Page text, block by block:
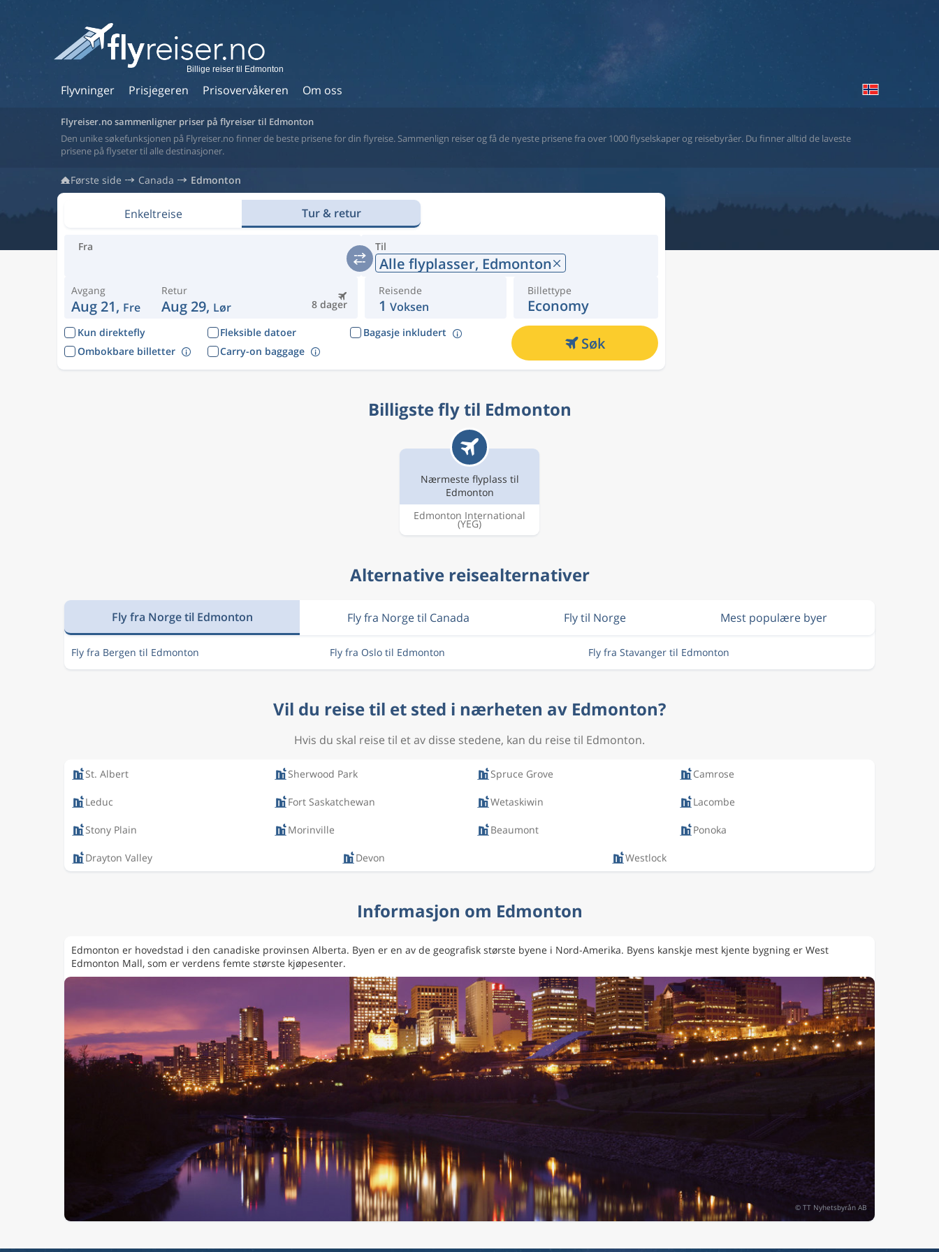
Flyvninger Prisjegeren Prisovervåkeren Om oss
Billige reiser til Edmonton
Flyreiser.no sammenligner priser på flyreiser til Edmonton
Den unike søkefunksjonen på Flyreiser.no finner de beste prisene for din flyreise. Sammenlign reiser og få de nyeste prisene fra over 1000 flyselskaper og reisebyråer. Du finner alltid de laveste
prisene på flyseter til alle destinasjoner.
Første side Canada Edmonton
Enkeltreise Tur & retur
Fra Til
Alle flyplasser, Edmonton
Avgang
Aug 21, Fre 8 dager
Retur
Aug 29, Lør
Reisende
1 Voksen
Billettype
Economy
Kun direktefly Fleksible datoer
Bagasje inkludert
Ombokbare billetter
Carry-on baggage Søk
Billigste fly til Edmonton
Nærmeste flyplass til
Edmonton
Edmonton International
(YEG)
Alternative reisealternativer
Fly fra Norge til Edmonton Fly fra Norge til Canada Fly til Norge Mest populære byer
Fly fra Bergen til Edmonton Fly fra Oslo til Edmonton Fly fra Stavanger til Edmonton
Vil du reise til et sted i nærheten av Edmonton?
Hvis du skal reise til et av disse stedene, kan du reise til Edmonton.
St. Albert Sherwood Park Spruce Grove Camrose
Leduc Fort Saskatchewan Wetaskiwin Lacombe
Stony Plain Morinville Beaumont Ponoka
Drayton Valley Devon Westlock
Informasjon om Edmonton
Edmonton er hovedstad i den canadiske provinsen Alberta. Byen er en av de geografisk største byene i Nord-Amerika. Byens kanskje mest kjente bygning er West
Edmonton Mall, som er verdens femte største kjøpesenter.